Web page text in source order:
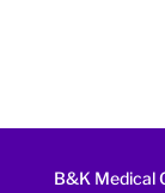
B&K Medical